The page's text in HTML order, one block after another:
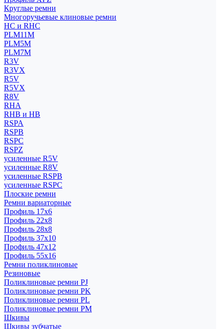
Круглые ремни
Многоручьевые клиновые ремни
HC и RHC
PLM11M
PLM5M
PLM7M
R3V
R3VX
R5V
R5VX
R8V
RHA
RHB и HB
RSPA
RSPB
RSPC
RSPZ
усиленные R5V
усиленные R8V
усиленные RSPB
усиленные RSPC
Плоские ремни
Ремни вариаторные
Профиль 17x6
Профиль 22x8
Профиль 28x8
Профиль 37x10
Профиль 47x12
Профиль 55x16
Ремни поликлиновые
Резиновые
Поликлиновые ремни PJ
Поликлиновые ремни PK
Поликлиновые ремни PL
Поликлиновые ремни PM
Шкивы
Шкивы зубчатые